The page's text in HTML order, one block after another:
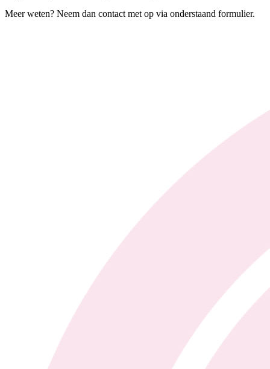
Meer weten? Neem dan contact met op via onderstaand formulier.